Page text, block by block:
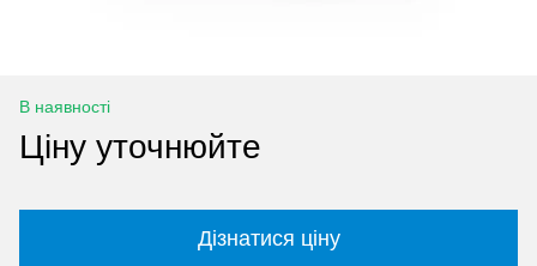
В наявності
Ціну уточнюйте
Дізнатися ціну